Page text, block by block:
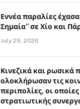
Εννέα παραλίες
Σημαία” σε Χίο και
July 29, 2026
Κινεζικά και ρωσικά
ολοκλήρωσαν τις
περιπολίες, οι
στρατιωτικής